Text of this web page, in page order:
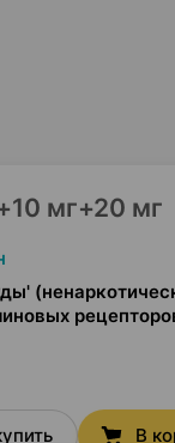
мг+20 мг
В